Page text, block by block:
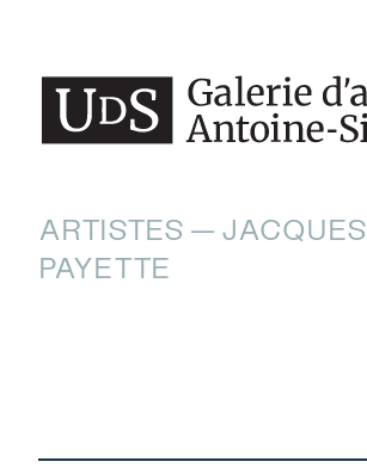
ARTISTES — JACQUES
PAYETTE